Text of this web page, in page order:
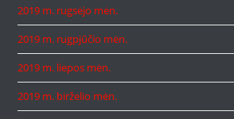
2019 m. rugsėjo mėn.
2019 m. rugpjūčio mėn.
2019 m. liepos mėn.
2019 m. birželio mėn.